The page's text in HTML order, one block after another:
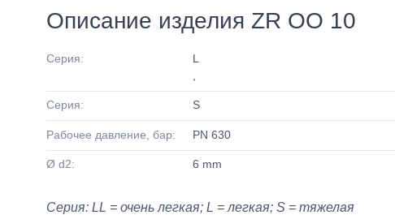
Описание изделия ZR OO 10
Серия:
L
Серия: S
Рабочее давление, бар: PN 630
Ø d2: 6 mm
Серия: LL = очень легкая; L = легкая; S = тяжелая